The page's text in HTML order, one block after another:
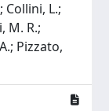
Collini, L.;
M. R.;
Pizzato,